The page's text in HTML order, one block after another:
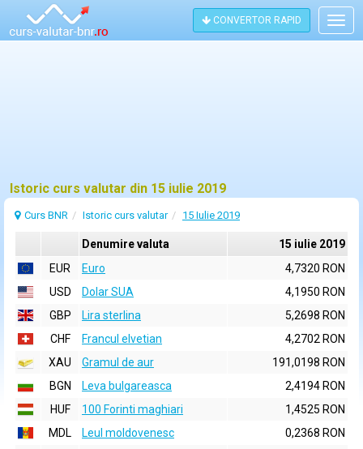
CONVERTOR RAPID
Istoric curs valutar din 15 iulie 2019
Curs BNR Istoric curs valutar 15 Iulie 2019
Denumire valuta
15 iulie 2019
EUR
Euro
4,7320 RON
USD
Dolar SUA
4,1950 RON
GBP
Lira sterlina
5,2698 RON
CHF
Francul elvetian
4,2702 RON
XAU
Gramul de aur
191,0198 RON
BGN
Leva bulgareasca
2,4194 RON
HUF
100 Forinti maghiari
1,4525 RON
MDL
Leul moldovenesc
0,2368 RON